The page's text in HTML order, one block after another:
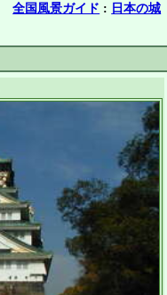
全国風景ガイド : 日本の城